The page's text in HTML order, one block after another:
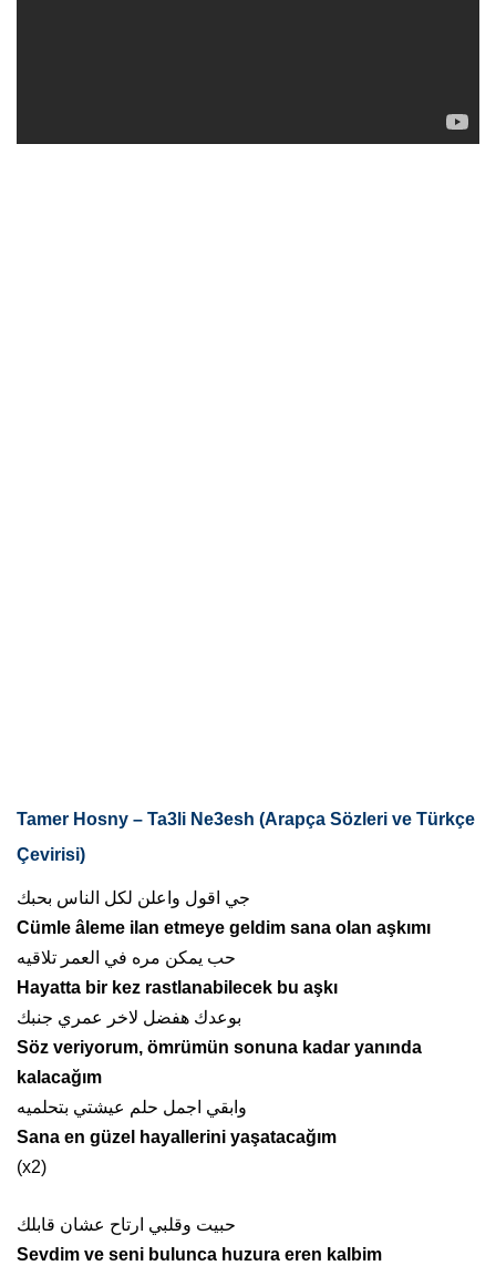
Tamer Hosny – Ta3li Ne3esh (Arapça Sözleri ve Türkçe
Çevirisi)
جي اقول واعلن لكل الناس بحبك
Cümle âleme ilan etmeye geldim sana olan aşkımı
حب يمكن مره في العمر تلاقيه
Hayatta bir kez rastlanabilecek bu aşkı
بوعدك هفضل لاخر عمري جنبك
Söz veriyorum, ömrümün sonuna kadar yanında
kalacağım
وابقي اجمل حلم عيشتي بتحلميه
Sana en güzel hayallerini yaşatacağım
(x2)
حبيت وقلبي ارتاح عشان قابلك
Sevdim ve seni bulunca huzura eren kalbim